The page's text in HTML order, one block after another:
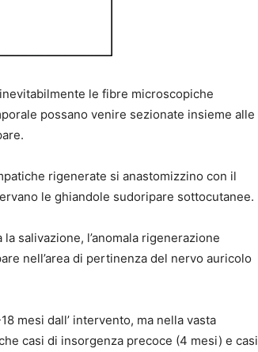
le fibre microscopiche
possano venire sezionate insieme alle
rigenerate si anastomizzino con il
le ghiandole sudoripare sottocutanee.
salivazione, l’anomala rigenerazione
nell’area di pertinenza del nervo auricolo
mesi dall’ intervento, ma nella vasta
casi di insorgenza precoce (4 mesi) e casi